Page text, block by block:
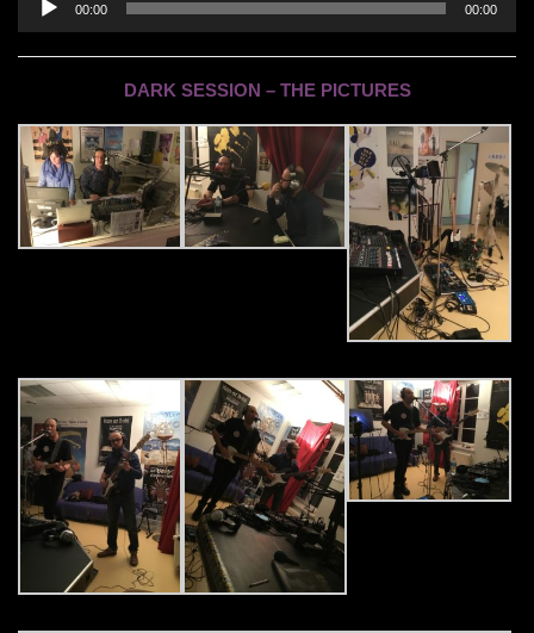
00:00 00:00
DARK SESSION – THE PICTURES